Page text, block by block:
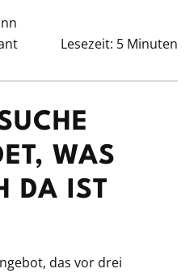
Lesezeit: 5 Minuten
WAS
DA IST
das vor drei